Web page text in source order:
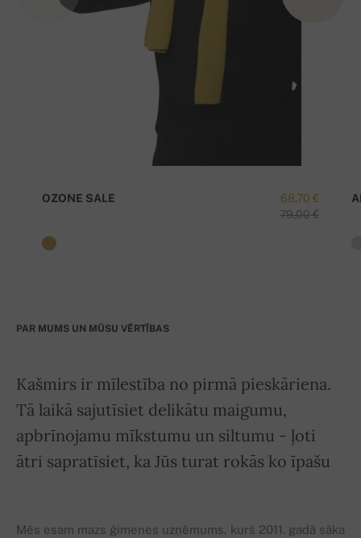
68,70 €
79,00 €
OZONE SALE
PAR MUMS UN MŪSU VĒRTĪBAS
Kašmirs ir mīlestība no pirmā pieskāriena.
Tā laikā sajutīsiet delikātu maigumu,
apbrīnojamu mīkstumu un siltumu - ļoti
ātri sapratīsiet, ka Jūs turat rokās ko īpašu
Mēs esam mazs ģimenes uzņēmums, kurš 2011. gadā sāka